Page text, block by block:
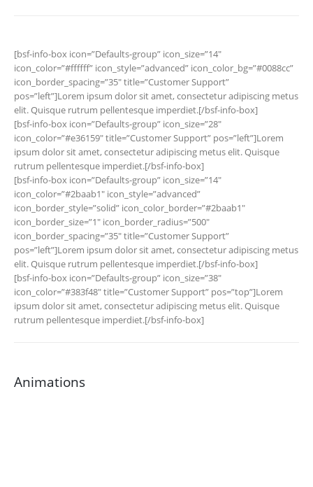
[bsf-info-box icon=”Defaults-group” icon_size=”14″
icon_color=”#ffffff” icon_style=”advanced” icon_color_bg=”#0088cc”
icon_border_spacing=”35″ title=”Customer Support”
pos=”left”]Lorem ipsum dolor sit amet, consectetur adipiscing metus
elit. Quisque rutrum pellentesque imperdiet.[/bsf-info-box]
[bsf-info-box icon=”Defaults-group” icon_size=”28″
icon_color=”#e36159″ title=”Customer Support” pos=”left”]Lorem
ipsum dolor sit amet, consectetur adipiscing metus elit. Quisque
rutrum pellentesque imperdiet.[/bsf-info-box]
[bsf-info-box icon=”Defaults-group” icon_size=”14″
icon_color=”#2baab1″ icon_style=”advanced”
icon_border_style=”solid” icon_color_border=”#2baab1″
icon_border_size=”1″ icon_border_radius=”500″
icon_border_spacing=”35″ title=”Customer Support”
pos=”left”]Lorem ipsum dolor sit amet, consectetur adipiscing metus
elit. Quisque rutrum pellentesque imperdiet.[/bsf-info-box]
[bsf-info-box icon=”Defaults-group” icon_size=”38″
icon_color=”#383f48″ title=”Customer Support” pos=”top”]Lorem
ipsum dolor sit amet, consectetur adipiscing metus elit. Quisque
rutrum pellentesque imperdiet.[/bsf-info-box]
Animations